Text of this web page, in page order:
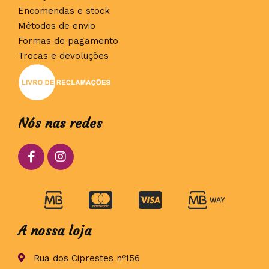
Encomendas e stock
Métodos de envio
Formas de pagamento
Trocas e devoluções
Nós nas redes
A nossa loja
Rua dos Ciprestes nº156